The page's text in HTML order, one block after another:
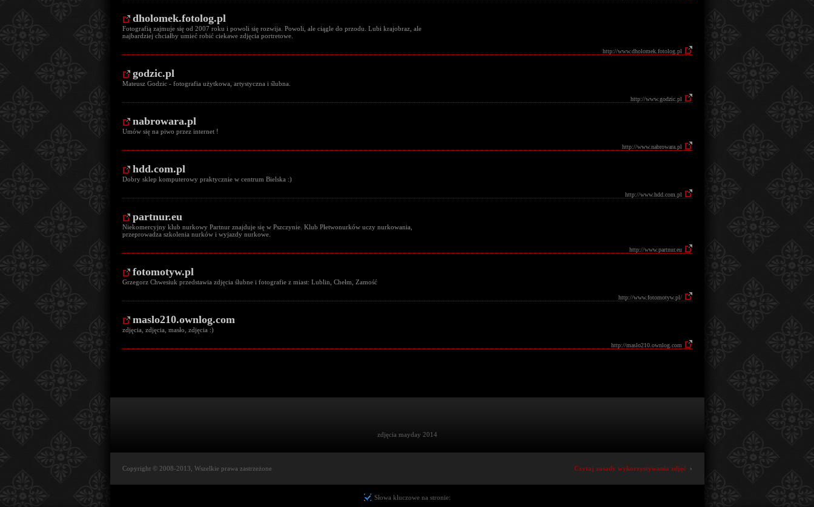
dholomek.fotolog.pl
Fotografią zajmuje się od 2007 roku i powoli się rozwija. Powoli, ale ciągle do przodu. Lubi krajobraz, ale
najbardziej chciałby umieć robić ciekawe zdjęcia portretowe.
http://www.dholomek.fotolog.pl
godzic.pl
Mateusz Godzic - fotografia użytkowa, artystyczna i ślubna.
http://www.godzic.pl
nabrowara.pl
Umów się na piwo przez internet !
http://www.nabrowara.pl
hdd.com.pl
Dobry sklep komputerowy praktycznie w centrum Bielska :)
http://www.hdd.com.pl
partnur.eu
Niekomercyjny klub nurkowy Partnur znajduje się w Pszczynie. Klub Płetwonurków uczy nurkowania,
przeprowadza szkolenia nurków i wyjazdy nurkowe.
http://www.partnur.eu
fotomotyw.pl
Grzegorz Chwesiuk przedstawia zdjęcia ślubne i fotografie z miast: Lublin, Chełm, Zamość
http://www.fotomotyw.pl/
maslo210.ownlog.com
zdjęcia, zdjęcia, masło, zdjęcia :)
http://maslo210.ownlog.com
zdjęcia mayday 2014
Copyright © 2008-2013, Wszelkie prawa zastrzeżone Czytaj zasady wykorzystywania zdjęć›
Słowa kluczowe na stronie: